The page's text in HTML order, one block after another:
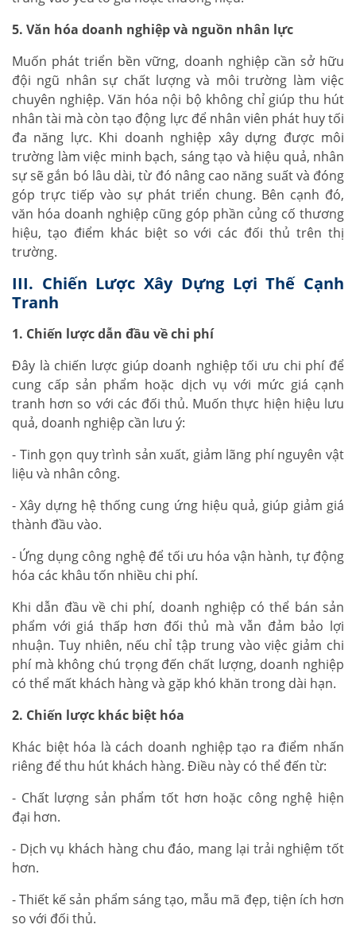
5. Văn hóa doanh nghiệp và nguồn nhân lực
Muốn phát triển bền vững, doanh nghiệp cần sở hữu
đội ngũ nhân sự chất lượng và môi trường làm việc
chuyên nghiệp. Văn hóa nội bộ không chỉ giúp thu hút
nhân tài mà còn tạo động lực để nhân viên phát huy tối
đa năng lực. Khi doanh nghiệp xây dựng được môi
trường làm việc minh bạch, sáng tạo và hiệu quả, nhân
sự sẽ gắn bó lâu dài, từ đó nâng cao năng suất và đóng
góp trực tiếp vào sự phát triển chung. Bên cạnh đó,
văn hóa doanh nghiệp cũng góp phần củng cố thương
hiệu, tạo điểm khác biệt so với các đối thủ trên thị
trường.
III. Chiến Lược Xây Dựng Lợi Thế Cạnh
Tranh
1. Chiến lược dẫn đầu về chi phí
Đây là chiến lược giúp doanh nghiệp tối ưu chi phí để
cung cấp sản phẩm hoặc dịch vụ với mức giá cạnh
tranh hơn so với các đối thủ. Muốn thực hiện hiệu lưu
quả, doanh nghiệp cần lưu ý:
- Tinh gọn quy trình sản xuất, giảm lãng phí nguyên vật
liệu và nhân công.
- Xây dựng hệ thống cung ứng hiệu quả, giúp giảm giá
thành đầu vào.
- Ứng dụng công nghệ để tối ưu hóa vận hành, tự động
hóa các khâu tốn nhiều chi phí.
Khi dẫn đầu về chi phí, doanh nghiệp có thể bán sản
phẩm với giá thấp hơn đối thủ mà vẫn đảm bảo lợi
nhuận. Tuy nhiên, nếu chỉ tập trung vào việc giảm chi
phí mà không chú trọng đến chất lượng, doanh nghiệp
có thể mất khách hàng và gặp khó khăn trong dài hạn.
2. Chiến lược khác biệt hóa
Khác biệt hóa là cách doanh nghiệp tạo ra điểm nhấn
riêng để thu hút khách hàng. Điều này có thể đến từ:
- Chất lượng sản phẩm tốt hơn hoặc công nghệ hiện
đại hơn.
- Dịch vụ khách hàng chu đáo, mang lại trải nghiệm tốt
hơn.
- Thiết kế sản phẩm sáng tạo, mẫu mã đẹp, tiện ích hơn
so với đối thủ.